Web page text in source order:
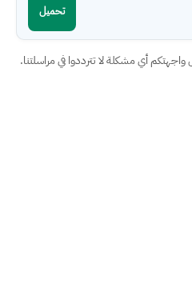
تحميل
أي مشكلة لا تترددوا في مراسلتنا.